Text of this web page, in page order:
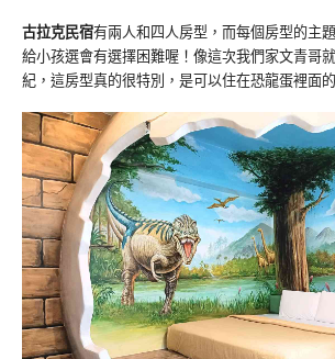
古拉克民宿有兩人和四人房型，而每個房型的主
給小孩選會有選擇困難喔！像這次我們家文青哥
紀，這房型真的很特別，是可以住在恐龍蛋裡面